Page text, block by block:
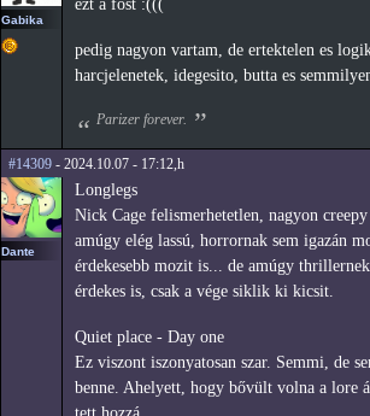
Gabika
ezt a fost :(((
pedig nagyon vartam, de ertektelen es
harcjelenetek, idegesito, butta es
Parizer forever.
#14309 - 2024.10.07 - 17:12,h
Dante
Longlegs
Nick Cage felismerhetetlen, nagyon
amúgy elég lassú, horrornak sem igazán
érdekesebb mozit is... de amúgy
érdekes is, csak a vége siklik ki kicsit.
Quiet place - Day one
Ez viszont iszonyatosan szar. Semmi, de
benne. Ahelyett, hogy bővült volna a lore